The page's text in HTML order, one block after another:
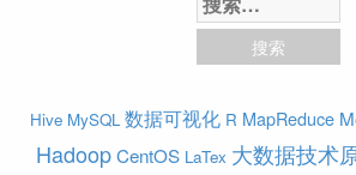
Hive MySQL 数据可视化 R MapReduce
Hadoop CentOS LaTex 大数据技术